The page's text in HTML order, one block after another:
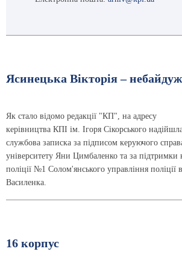
Ясинецька Вікторія –
Як стало відомо редакції "КП", на адресу
керівництва КПІ ім. Ігоря Сікорського
службова записка за підписом керуючого
університету Яни Цимбаленко та за підтримки
поліції №1 Солом'янського управління поліції
Василенка.
16 корпус